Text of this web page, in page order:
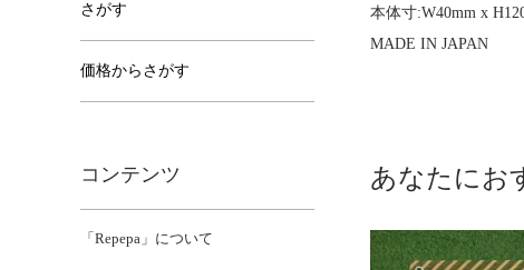
本体寸:W40mm x
MADE IN JAPAN
あなたにお
さがす
価格からさがす
コンテンツ
「Repepa」について